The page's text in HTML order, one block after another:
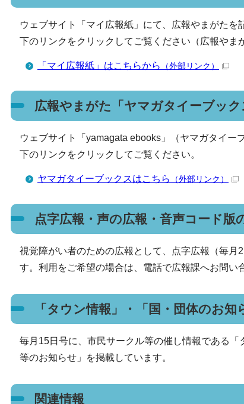
ウェブサイト「マイ広報紙」にて、広報やまがたを
下のリンクをクリックしてご覧ください（広報やま
「マイ広報紙」はこちらから （外部リンク）
広報やまがた「ヤマガタイーブック
ウェブサイト「yamagata ebooks」（ヤマガタイー
下のリンクをクリックしてご覧ください。
ヤマガタイーブックスはこちら （外部リンク）
点字広報・声の広報・音声コード版
視覚障がい者のための広報として、点字広報（毎
す。利用をご希望の場合は、電話で広報課へお問い
「タウン情報」・「国・団体のお知
毎月15日号に、市民サークル等の催し情報である
等のお知らせ」を掲載しています。
関連情報